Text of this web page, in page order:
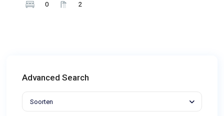
0 2
Advanced Search
Soorten